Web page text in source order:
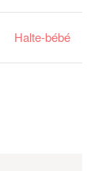
Halte-bébé